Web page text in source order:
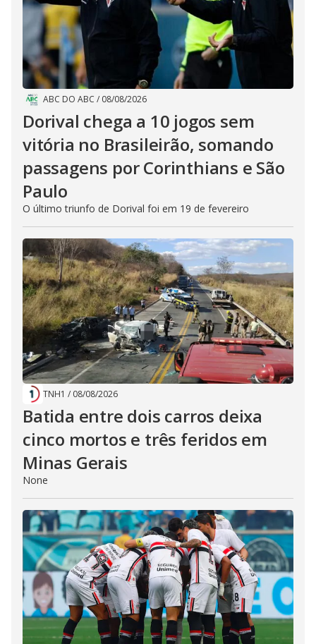
ABC DO ABC / 08/08/2026
Dorival chega a 10 jogos sem
vitória no Brasileirão, somando
passagens por Corinthians e São
Paulo
O último triunfo de Dorival foi em 19 de fevereiro
TNH1 / 08/08/2026
Batida entre dois carros deixa
cinco mortos e três feridos em
Minas Gerais
None